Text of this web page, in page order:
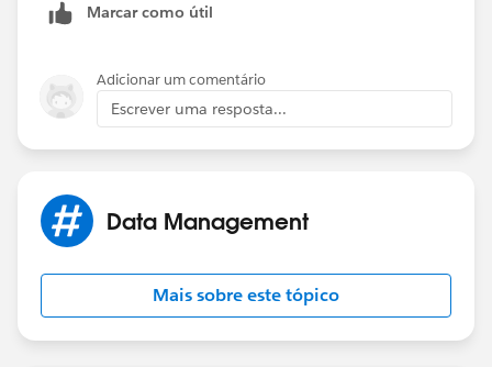
Marcar como útil
Adicionar um comentário
Escrever uma resposta...
Data Management
Mais sobre este tópico